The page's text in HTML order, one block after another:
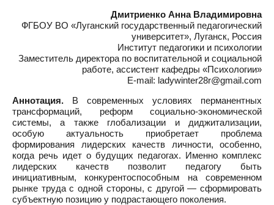
Дмитриенко Анна Владимировна
ФГБОУ ВО «Луганский государственный педагогический
университет», Луганск, Россия
Институт педагогики и психологии
Заместитель директора по воспитательной и социальной
работе, ассистент кафедры «Психологии»
E-mail: ladywinter28r@gmail.com
Аннотация. В современных условиях перманентных
трансформаций, реформ социально-экономической
системы, а также глобализации и диджитализации,
особую актуальность приобретает проблема
формирования лидерских качеств личности, особенно,
когда речь идет о будущих педагогах. Именно комплекс
лидерских качеств позволит педагогу быть
инициативным, конкурентоспособным на современном
рынке труда с одной стороны, с другой — сформировать
субъектную позицию у подрастающего поколения.